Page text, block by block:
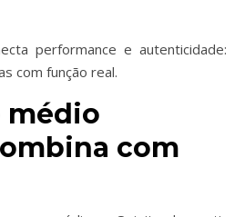
performance e autenticidade:
com função real.
médio
com